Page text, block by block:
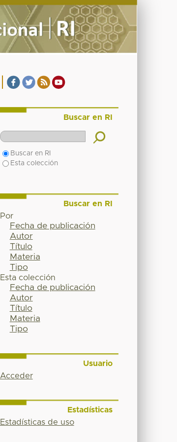
Buscar en RI
Buscar en RI
Esta colección
Buscar en RI
Por
Fecha de publicación
Autor
Título
Materia
Tipo
Esta colección
Fecha de publicación
Autor
Título
Materia
Tipo
Usuario
Acceder
Estadísticas
Estadísticas de uso